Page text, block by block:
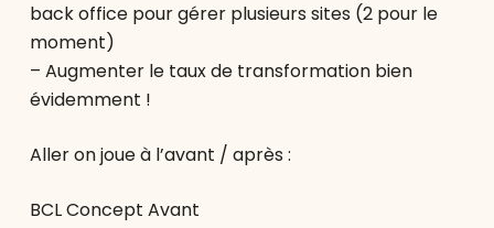
back office pour gérer plusieurs sites (2 pour le
moment)
– Augmenter le taux de transformation bien
évidemment !
Aller on joue à l’avant / après :
BCL Concept Avant